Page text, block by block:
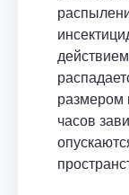
размером
часов